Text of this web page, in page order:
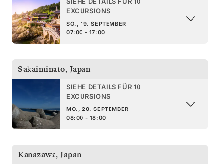
EXCURSIONS
SO., 19. SEPTEMBER
07:00 - 17:00
Sakaiminato, Japan
SIEHE DETAILS FÜR 10
EXCURSIONS
MO., 20. SEPTEMBER
08:00 - 18:00
Kanazawa, Japan